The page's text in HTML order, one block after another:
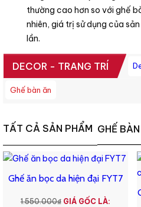
thường cao hơn so với ghế
nhiên, giá trị sử dụng của
lần.
DECOR - TRANG TRÍ
Ghế bàn ăn
TẤT CẢ SẢN PHẨM GHẾ
Ghế ăn bọc da hiện đại FYT7
1.550.000₫ GIÁ GỐC LÀ: